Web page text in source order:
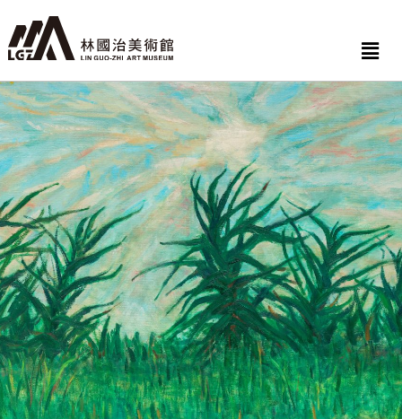
主
要
內
容